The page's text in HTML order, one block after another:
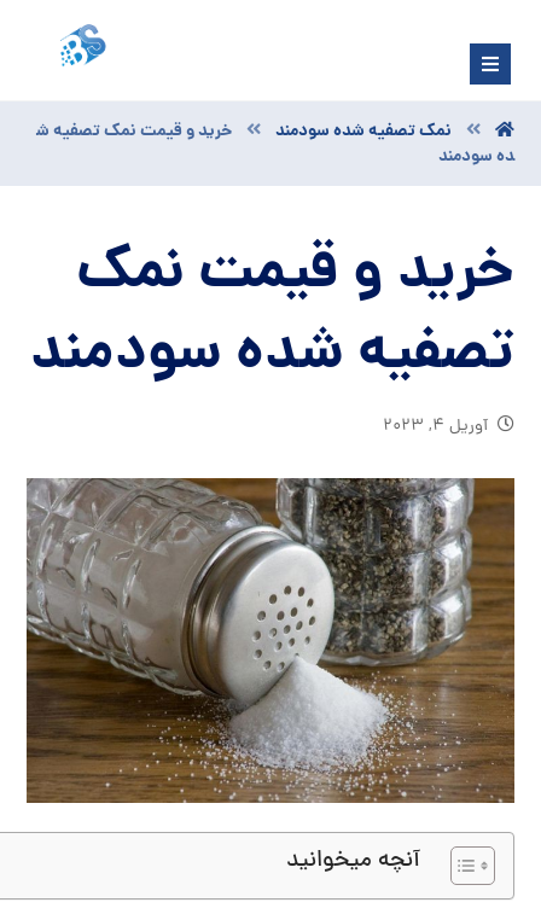
نمک تصفیه شده سودمند
خرید و قیمت نمک تصفیه ش
ده سودمند
خرید و قیمت نمک
تصفیه شده سودمند
آوریل ۴, ۲۰۲۳
آنچه میخوانید